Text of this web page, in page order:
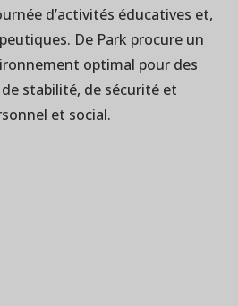
d’activités éducatives et,
De Park procure un
optimal pour des
stabilité, de sécurité et
et social.